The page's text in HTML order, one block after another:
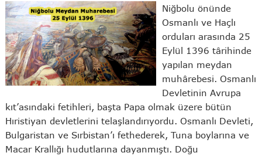
Niğbolu önünde
Osmanlı ve Haçlı
orduları arasında 25
Eylül 1396 târihinde
yapılan meydan
muhârebesi. Osmanlı
Devletinin Avrupa
kıt’asındaki fetihleri, başta Papa olmak üzere bütün
Hıristiyan devletlerini telaşlandırıyordu. Osmanlı Devleti,
Bulgaristan ve Sırbistan’ı fethederek, Tuna boylarına ve
Macar Krallığı hudutlarına dayanmıştı. Doğu